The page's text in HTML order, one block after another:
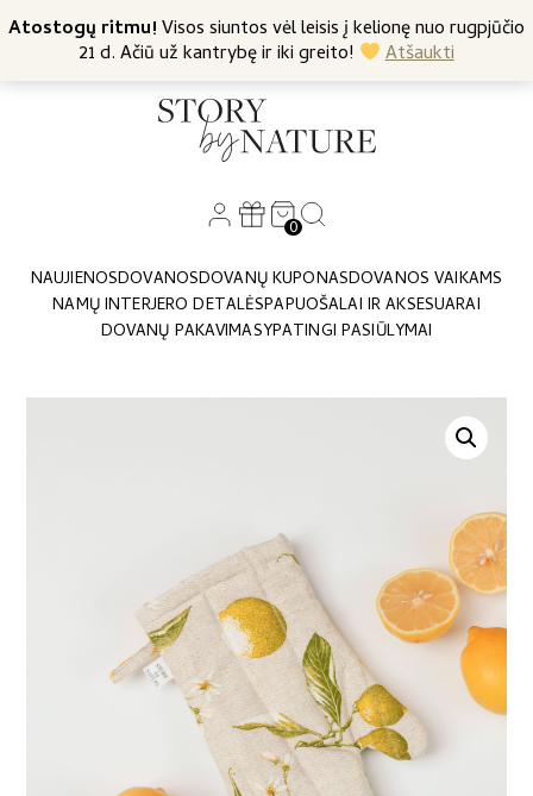
Atostogų ritmu!Visos siuntos vėl leisis į kelionę nuo rugpjūčio
21 d. Ačiū už kantrybę ir iki greito!
Atšaukti
Nemokamas siuntimas nuo 45 Eur +370 682 57369
0
NAUJIENOSDOVANOSDOVANŲ KUPONASDOVANOS VAIKAMS
NAMŲ INTERJERO DETALĖSPAPUOŠALAI IR AKSESUARAI
DOVANŲ PAKAVIMASYPATINGI PASIŪLYMAI